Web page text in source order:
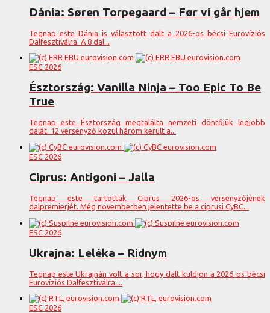
Dánia: Søren Torpegaard – Før vi går hjem
Tegnap este Dánia is választott dalt a 2026-os bécsi Eurovíziós
Dalfesztiválra. A 8 dal...
ESC 2026
Észtország: Vanilla Ninja – Too Epic To Be
True
Tegnap este Észtország megtalálta nemzeti döntőjük legjobb
dalát. 12 versenyző közül három került a...
ESC 2026
Ciprus: Antigoni – Jalla
Tegnap este tartották Ciprus 2026-os versenyzőjének
dalpremierjét. Még novemberben jelentette be a ciprusi CyBC...
ESC 2026
Ukrajna: Leléka – Ridnym
Tegnap este Ukrajnán volt a sor, hogy dalt küldjön a 2026-os bécsi
Eurovíziós Dalfesztiválra....
ESC 2026